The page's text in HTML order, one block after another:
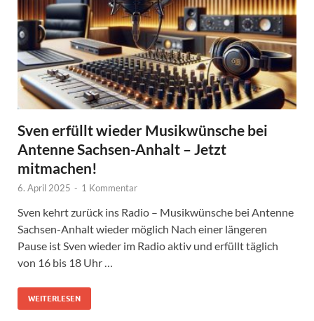
Sven erfüllt wieder Musikwünsche bei
Antenne Sachsen-Anhalt – Jetzt
mitmachen!
6. April 2025 - 1 Kommentar
Sven kehrt zurück ins Radio – Musikwünsche bei Antenne
Sachsen-Anhalt wieder möglich Nach einer längeren
Pause ist Sven wieder im Radio aktiv und erfüllt täglich
von 16 bis 18 Uhr …
WEITERLESEN